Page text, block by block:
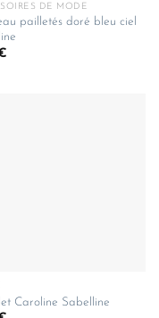
DE MODE
pailletés doré bleu ciel
Caroline Sabelline